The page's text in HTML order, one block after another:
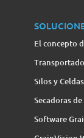
El concepto
Silos y Celdas
Secadoras
Software